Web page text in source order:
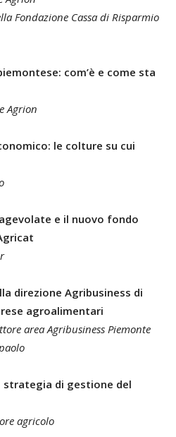
Fondazione Cassa di Risparmio
com’è e come sta
Agrion
le colture su cui
e il nuovo fondo
direzione Agribusiness di
agroalimentari
area Agribusiness Piemonte
strategia di gestione del
agricolo